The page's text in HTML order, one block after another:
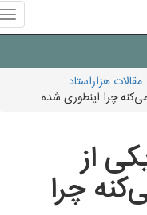
هزاراستاد
چرا اینطوری شده
از
چرا